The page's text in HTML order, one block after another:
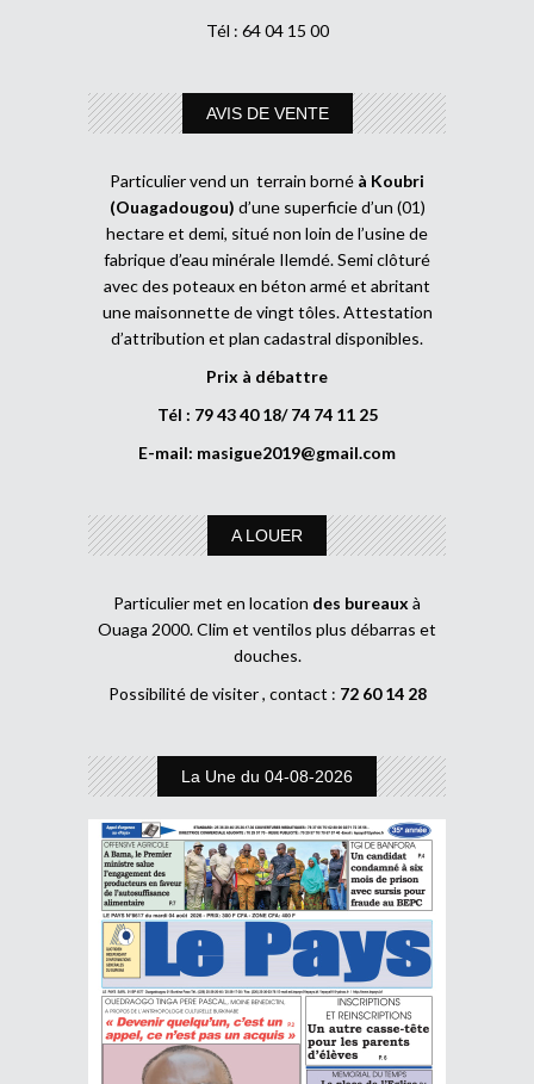
Tél : 64 04 15 00
AVIS DE VENTE
Particulier vend un terrain borné à Koubri
(Ouagadougou) d’une superficie d’un (01)
hectare et demi, situé non loin de l’usine de
fabrique d’eau minérale Ilemdé. Semi clôturé
avec des poteaux en béton armé et abritant
une maisonnette de vingt tôles. Attestation
d’attribution et plan cadastral disponibles.
Prix à débattre
Tél : 79 43 40 18/ 74 74 11 25
E-mail: masigue2019@gmail.com
A LOUER
Particulier met en location des bureaux à
Ouaga 2000. Clim et ventilos plus débarras et
douches.
Possibilité de visiter , contact : 72 60 14 28
La Une du 04-08-2026